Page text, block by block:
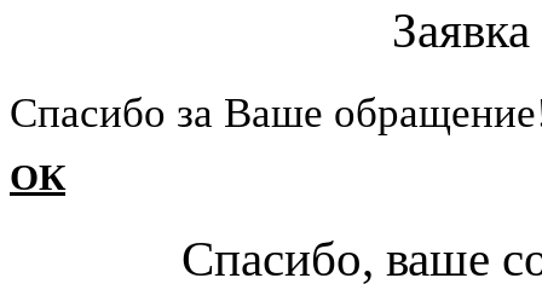
Cпасибо за Ваше
ОК
Спасибо, ваше